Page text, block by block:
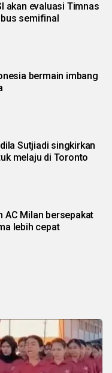
akan evaluasi Timnas
semifinal
bermain imbang
Sutjiadi singkirkan
melaju di Toronto
AC Milan bersepakat
lebih cepat